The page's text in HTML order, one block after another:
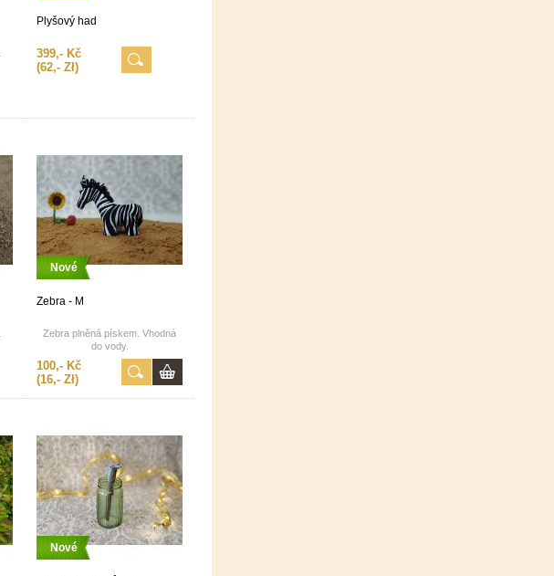
Plyšový had
399,- Kč
(62,- Zł)
Nové
Zebra - M
Zebra plněná pískem. Vhodná
do vody.
100,- Kč
(16,- Zł)
Nové